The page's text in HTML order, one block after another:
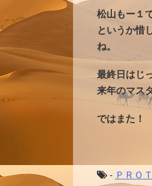
松山もー１
というか惜
ね。
最終日はじ
来年のマス
ではまた！
- ＰＲＯ